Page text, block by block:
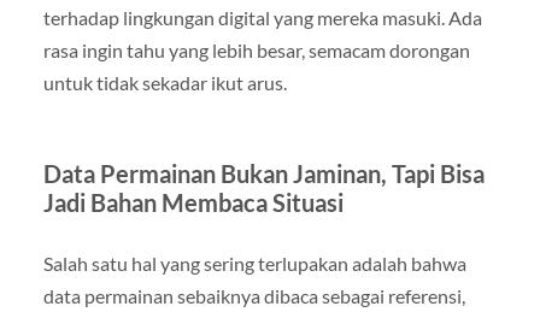
terhadap lingkungan digital yang mereka masuki. Ada
rasa ingin tahu yang lebih besar, semacam dorongan
untuk tidak sekadar ikut arus.
Data Permainan Bukan Jaminan, Tapi Bisa
Jadi Bahan Membaca Situasi
Salah satu hal yang sering terlupakan adalah bahwa
data permainan sebaiknya dibaca sebagai referensi,